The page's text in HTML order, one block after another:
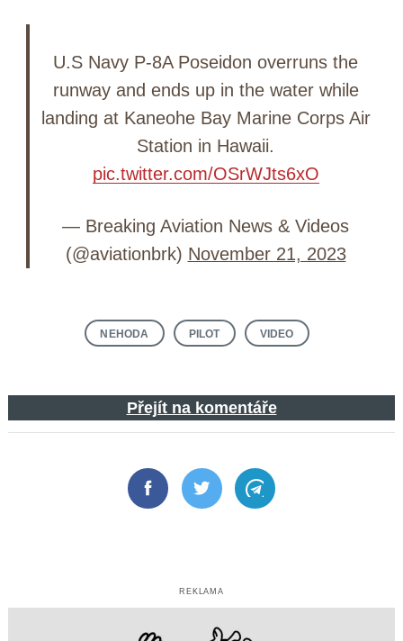
U.S Navy P-8A Poseidon overruns the
runway and ends up in the water while
landing at Kaneohe Bay Marine Corps Air
Station in Hawaii.
pic.twitter.com/OSrWJts6xO
— Breaking Aviation News & Videos
(@aviationbrk) November 21, 2023
NEHODA PILOT VIDEO
Přejít na komentáře
FacebookTwitter Telegram
REKLAMA